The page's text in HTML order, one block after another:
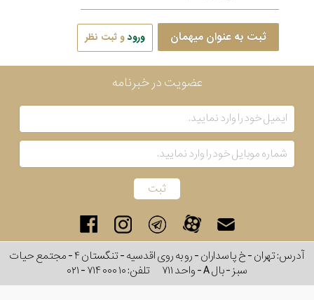
ثبت به عنوان میهمان ورودو ثبت نظر
عضویت در خبرنامه
آدرس: تهران - خ پاسداران - رو به روی اقدسیه - تنگستان ۴ - مجتمع حیات
سبز - بال A - واحد ۷۱۱
تلفن:۰۲۱ - ۷۱۴ ۰۰۰ ۱۰